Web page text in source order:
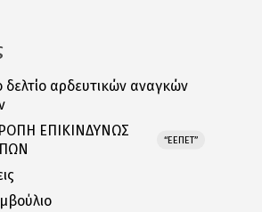
δελτίο αρδευτικών αναγκών
ΕΠΙΚΙΝΔΥΝΩΣ
“ΕΕΠΕΤ”